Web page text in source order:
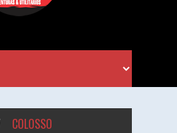
COLOSSO